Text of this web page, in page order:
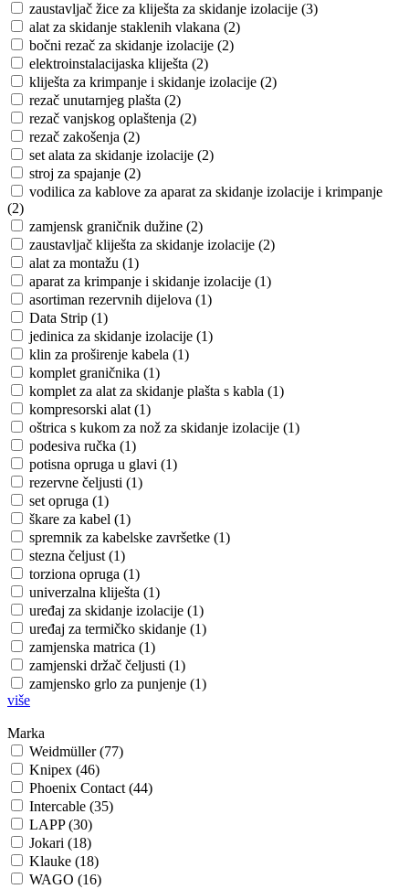
zaustavljač žice za kliješta za skidanje izolacije (3)
alat za skidanje staklenih vlakana (2)
bočni rezač za skidanje izolacije (2)
elektroinstalacijaska kliješta (2)
kliješta za krimpanje i skidanje izolacije (2)
rezač unutarnjeg plašta (2)
rezač vanjskog oplaštenja (2)
rezač zakošenja (2)
set alata za skidanje izolacije (2)
stroj za spajanje (2)
vodilica za kablove za aparat za skidanje izolacije i krimpanje
(2)
zamjensk graničnik dužine (2)
zaustavljač kliješta za skidanje izolacije (2)
alat za montažu (1)
aparat za krimpanje i skidanje izolacije (1)
asortiman rezervnih dijelova (1)
Data Strip (1)
jedinica za skidanje izolacije (1)
klin za proširenje kabela (1)
komplet graničnika (1)
komplet za alat za skidanje plašta s kabla (1)
kompresorski alat (1)
oštrica s kukom za nož za skidanje izolacije (1)
podesiva ručka (1)
potisna opruga u glavi (1)
rezervne čeljusti (1)
set opruga (1)
škare za kabel (1)
spremnik za kabelske završetke (1)
stezna čeljust (1)
torziona opruga (1)
univerzalna kliješta (1)
uređaj za skidanje izolacije (1)
uređaj za termičko skidanje (1)
zamjenska matrica (1)
zamjenski držač čeljusti (1)
zamjensko grlo za punjenje (1)
više
Marka
Weidmüller (77)
Knipex (46)
Phoenix Contact (44)
Intercable (35)
LAPP (30)
Jokari (18)
Klauke (18)
WAGO (16)